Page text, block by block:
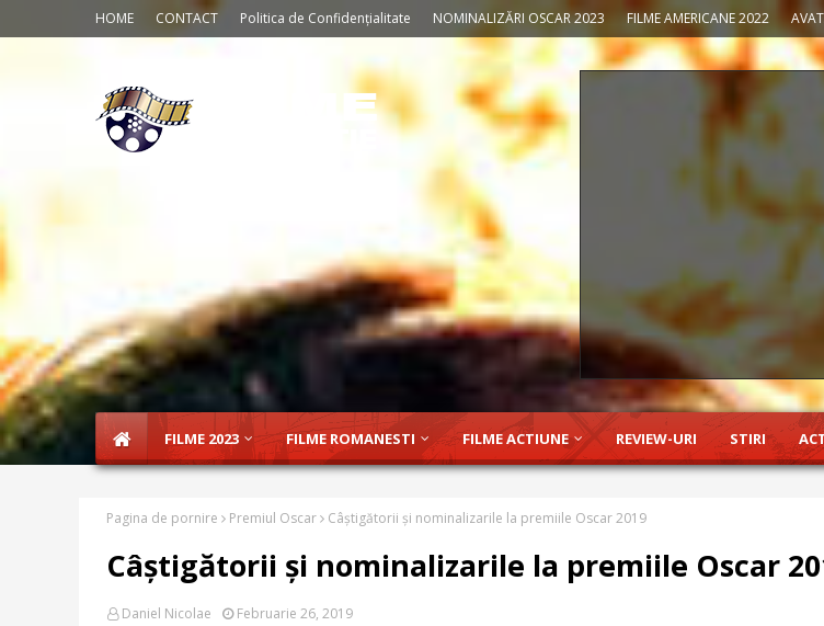
HOME CONTACT Politica de Confidențialitate NOMINALIZĂRI OSCAR 2023 FILME AMERICANE 2022
FILME 2023 FILME ROMANESTI FILME ACTIUNE REVIEW-URI STIRI
Pagina de pornire Premiul Oscar Câștigătorii și nominalizarile la premiile Oscar 2019
Câștigătorii și nominalizarile la premiile Oscar
Daniel Nicolae Februarie 26, 2019